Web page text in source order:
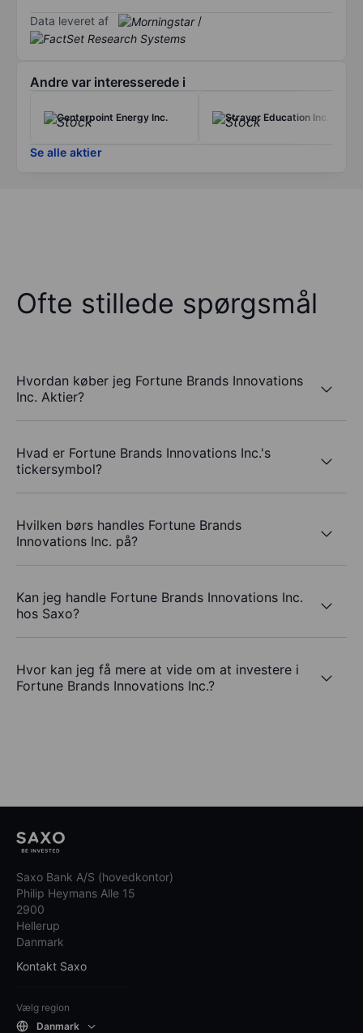
Data leveret af /
Andre var interesserede i
Centerpoint Energy Inc. Strayer Education Inc.
Se alle aktier
Ofte stillede spørgsmål
Hvordan køber jeg Fortune Brands Innovations
Inc. Aktier?
Hvad er Fortune Brands Innovations Inc.'s
tickersymbol?
Hvilken børs handles Fortune Brands
Innovations Inc. på?
Kan jeg handle Fortune Brands Innovations Inc.
hos Saxo?
Hvor kan jeg få mere at vide om at investere i
Fortune Brands Innovations Inc.?
Saxo Bank A/S (hovedkontor)
Philip Heymans Alle 15
2900
Hellerup
Danmark
Kontakt Saxo
Vælg region
Danmark